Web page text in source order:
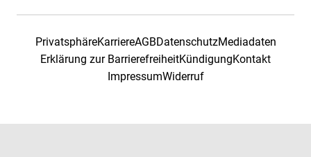
PrivatsphäreKarriereAGBDatenschutzMediadaten
Erklärung zur BarrierefreiheitKündigungKontakt
ImpressumWiderruf